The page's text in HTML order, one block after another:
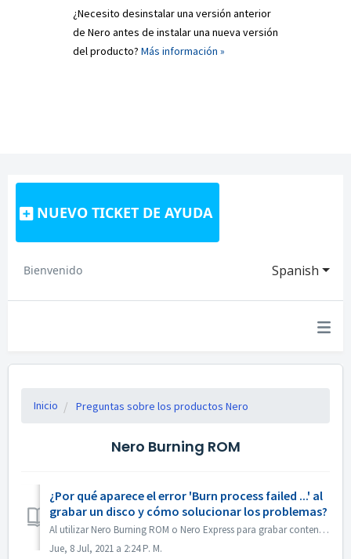
¿Necesito desinstalar una versión anterior
de Nero antes de instalar una nueva versión
del producto? Más información »
NUEVO TICKET DE AYUDA
Spanish
Bienvenido
Inicio Preguntas sobre los productos Nero
Nero Burning ROM
¿Por qué aparece el error 'Burn process failed ...' al
grabar un disco y cómo solucionar los problemas?
Al utilizar Nero Burning ROM o Nero Express para grabar contenido en un disco, es posible que se encuentre con el mensaje de error "El proceso de graba...
Jue, 8 Jul, 2021 a 2:24 P. M.